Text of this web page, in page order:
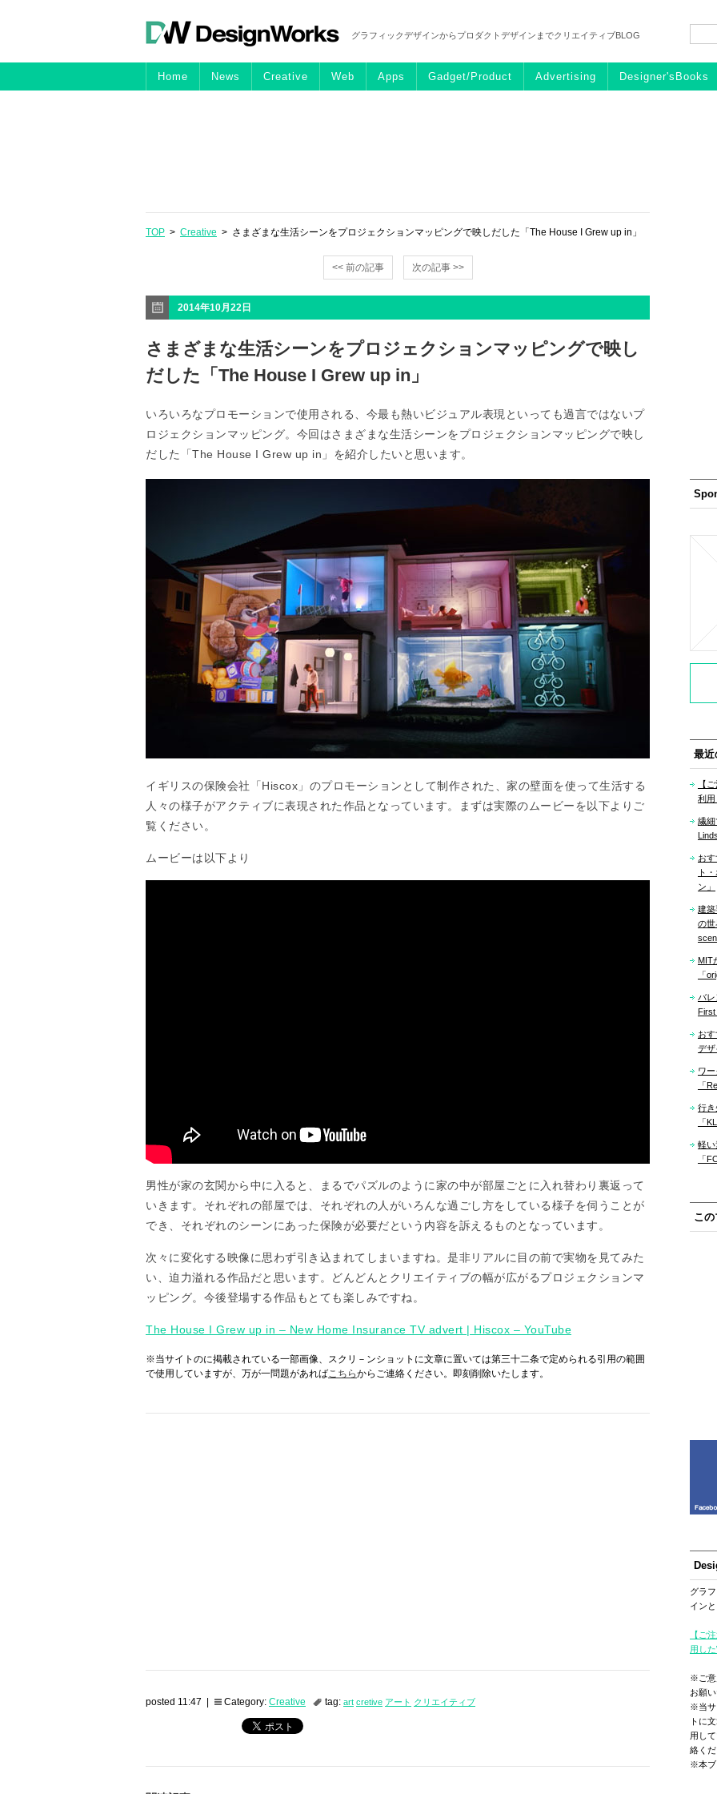
グラフィックデザインからプロダクトデザインまでクリエイティブBLOG
Home News Creative Web Apps Gadget/Product Advertising Designer'sBooks
TOP > Creative > さまざまな生活シーンをプロジェクションマッピングで映しだした「The House I Grew up in」
<< 前の記事 次の記事 >>
2014年10月22日
さまざまな生活シーンをプロジェクションマッピングで映し
だした「The House I Grew up in」
いろいろなプロモーションで使用される、今最も熱いビジュアル表現といっても過言ではないプ
ロジェクションマッピング。今回はさまざまな生活シーンをプロジェクションマッピングで映し
だした「The House I Grew up in」を紹介したいと思います。
イギリスの保険会社「Hiscox」のプロモーションとして制作された、家の壁面を使って生活する
人々の様子がアクティブに表現された作品となっています。まずは実際のムービーを以下よりご
覧ください。
ムービーは以下より
男性が家の玄関から中に入ると、まるでパズルのように家の中が部屋ごとに入れ替わり裏返って
いきます。それぞれの部屋では、それぞれの人がいろんな過ごし方をしている様子を伺うことが
でき、それぞれのシーンにあった保険が必要だという内容を訴えるものとなっています。
次々に変化する映像に思わず引き込まれてしまいますね。是非リアルに目の前で実物を見てみた
い、迫力溢れる作品だと思います。どんどんとクリエイティブの幅が広がるプロジェクションマ
ッピング。今後登場する作品もとても楽しみですね。
The House I Grew up in – New Home Insurance TV advert | Hiscox – YouTube
※当サイトのに掲載されている一部画像、スクリ－ンショットに文章に置いては第三十二条で定められる引用の範囲
で使用していますが、万が一問題があればこちらからご連絡ください。即刻削除いたします。
posted 11:47 | Category: Creative tag: art cretive アート クリエイティブ
最近
【
利用
繊細
お
ト
ン」
建築
の世
MIT
「
バレ
First
お
デザ
ワ
「
行き
「
軽い
「
こ
グラ
イン
【ご
用し
※ご意
お願
※当サ
トに
用し
絡く
※本ブ